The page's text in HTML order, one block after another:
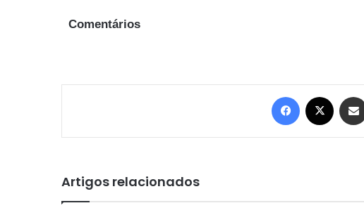
Comentários
Facebook
Artigos relacionados